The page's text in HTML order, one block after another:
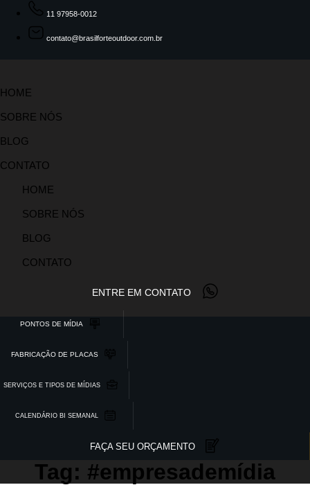
11 97958-0012
contato@brasilforteoutdoor.com.br
HOME
SOBRE NÓS
BLOG
CONTATO
HOME
SOBRE NÓS
BLOG
CONTATO
ENTRE EM CONTATO
PONTOS DE MÍDIA
FABRICAÇÃO DE PLACAS
SERVIÇOS E TIPOS DE MÍDIAS
CALENDÁRIO BI SEMANAL
FAÇA SEU ORÇAMENTO
Tag: #empresademídia